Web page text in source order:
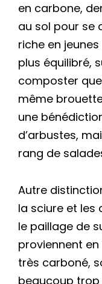
en carbone,
au sol pour se
riche en
plus équilibré,
composter
même
une
d’arbustes,
rang de
Autre
la sciure et les
le paillage de
proviennent
très carboné,
beaucoup trop